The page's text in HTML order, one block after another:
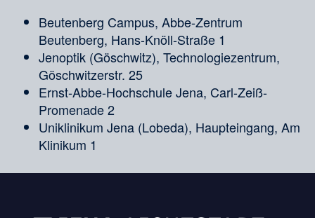
Beutenberg Campus, Abbe-Zentrum
Beutenberg, Hans-Knöll-Straße 1
Jenoptik (Göschwitz), Technologiezentrum,
Göschwitzerstr. 25
Ernst-Abbe-Hochschule Jena, Carl-Zeiß-
Promenade 2
Uniklinikum Jena (Lobeda), Haupteingang, Am
Klinikum 1